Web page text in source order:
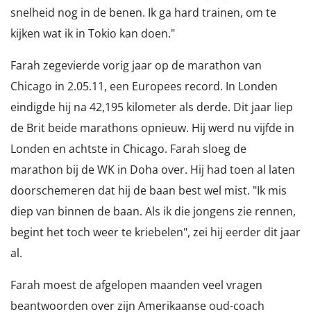
snelheid nog in de benen. Ik ga hard trainen, om te
kijken wat ik in Tokio kan doen."
Farah zegevierde vorig jaar op de marathon van
Chicago in 2.05.11, een Europees record. In Londen
eindigde hij na 42,195 kilometer als derde. Dit jaar liep
de Brit beide marathons opnieuw. Hij werd nu vijfde in
Londen en achtste in Chicago. Farah sloeg de
marathon bij de WK in Doha over. Hij had toen al laten
doorschemeren dat hij de baan best wel mist. "Ik mis
diep van binnen de baan. Als ik die jongens zie rennen,
begint het toch weer te kriebelen", zei hij eerder dit jaar
al.
Farah moest de afgelopen maanden veel vragen
beantwoorden over zijn Amerikaanse oud-coach